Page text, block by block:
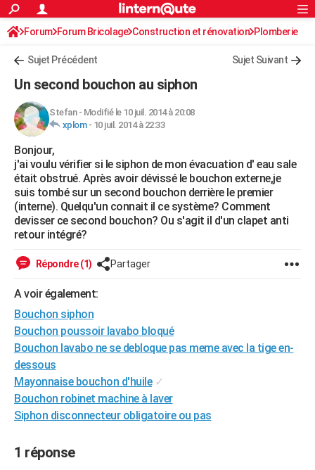
ACTUALITÉS
Politique
Société
Faits Divers
Education
Monde
Villes
+
FINANCE
Retraite
Impôts
Epargne
Immobilier
Risques naturels par ville
Banque
Assurance
Crédit
AUTO
Essais
Réserver un essai
Citadines
Berlines
SUV
Forum auto
+HIGH-TECH
Mobiles
Meilleur smartphone
Internet
Ordinateurs
Jeux vidéo
Guide high-tech
+BRICOLAGE
Forum
Aménagement intérieur
Extérieur
Cuisine
Salle de bains
Jardinage
Rangement
WEEK-END
Guides de France
Week-end nature
Art de vivre
Bien-être
Loisirs
Mode
Modes de vie
Alimentation
Guide de la santé
Maladies
Médicaments
Sommeil
Destinations
City break
Voyage nature
Voyage de noces
Forum
Climat
+PHOTO
GUIDES D'ACHAT
BONS PLANS
CARTE DE VOEUX
DICTIONNAIRE
Rechercher
S'inscrire
Connexion
Forum Forum Bricolage Construction et rénovation Plomberie
Sujet Précédent Sujet Suivant
Un second bouchon au siphon
Stefan- Modifié le 10 juil. 2014 à 20:08
xplom- 10 juil. 2014 à 22:33
Bonjour,
j'ai voulu vérifier si le siphon de mon évacuation d' eau sale
était obstrué. Après avoir dévissé le bouchon externe,je
suis tombé sur un second bouchon derrière le premier
(interne). Quelqu'un connait il ce système? Comment
devisser ce second bouchon? Ou s'agit il d'un clapet anti
retour intégré?
Répondre (1) Partager
A voir également:
Bouchon siphon
Bouchon poussoir lavabo bloqué
Bouchon lavabo ne se debloque pas meme avec la tige en-
dessous
Mayonnaise bouchon d'huile ✓
Bouchon robinet machine à laver
Siphon disconnecteur obligatoire ou pas
1 réponse